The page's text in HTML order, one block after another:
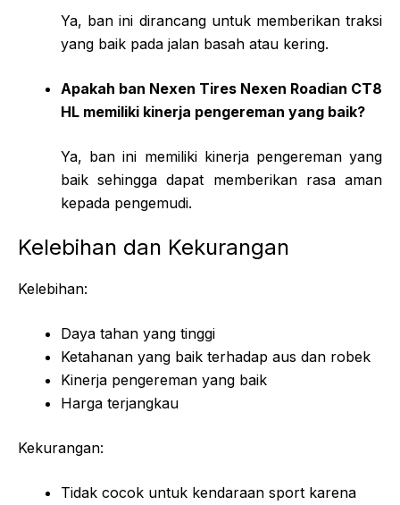
Ya, ban ini dirancang untuk memberikan traksi
yang baik pada jalan basah atau kering.
Apakah ban Nexen Tires Nexen Roadian CT8
HL memiliki kinerja pengereman yang baik?
Ya, ban ini memiliki kinerja pengereman yang
baik sehingga dapat memberikan rasa aman
kepada pengemudi.
Kelebihan dan Kekurangan
Kelebihan:
Daya tahan yang tinggi
Ketahanan yang baik terhadap aus dan robek
Kinerja pengereman yang baik
Harga terjangkau
Kekurangan:
Tidak cocok untuk kendaraan sport karena